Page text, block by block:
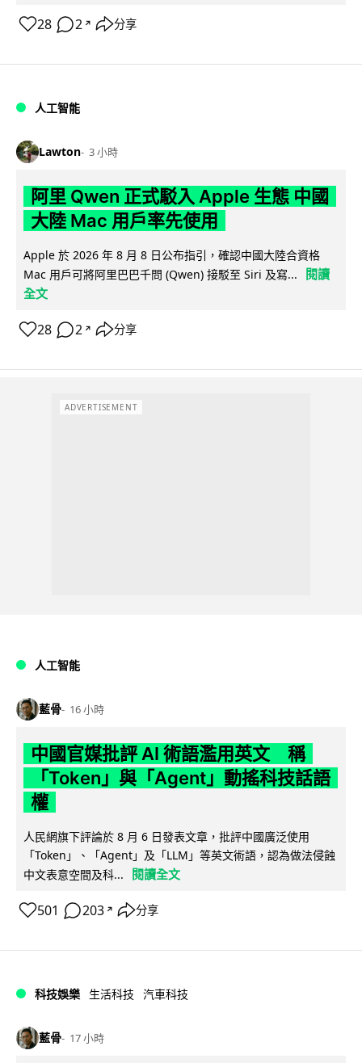
28 2 ↗ 分享
人工智能
Lawton 3 小時
阿里 Qwen 正式駁入 Apple 生態 中國
大陸 Mac 用戶率先使用
Apple 於 2026 年 8 月 8 日公布指引，確認中國大陸合資格
Mac 用戶可將阿里巴巴千問 (Qwen) 接駁至 Siri 及寫...
閱讀
全文
28 2 ↗ 分享
ADVERTISEMENT
人工智能
藍骨 16 小時
中國官媒批評 AI 術語濫用英文 稱
「Token」與「Agent」動搖科技話語
權
人民網旗下評論於 8 月 6 日發表文章，批評中國廣泛使用
「Token」、「Agent」及「LLM」等英文術語，認為做法侵蝕
中文表意空間及科...
閱讀全文
501 203 ↗ 分享
科技娛樂 生活科技 汽車科技
藍骨 17 小時